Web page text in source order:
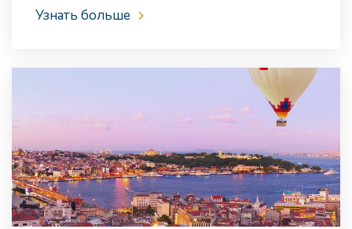
Узнать больше